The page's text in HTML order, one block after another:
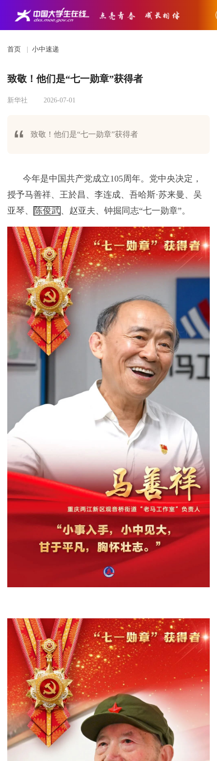
首页 小中速递
致敬！他们是“七一勋章”获得者
新华社 2026-07-01
致敬！他们是“七一勋章”获得者
今年是中国共产党成立105周年。党中央决定，
授予马善祥、王於昌、李连成、吾哈斯·苏来曼、吴
亚琴、
陈俊武、赵亚夫、钟掘同志“七一勋章”。